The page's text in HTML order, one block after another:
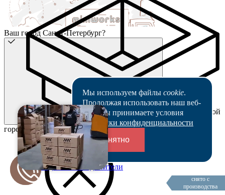
Переходники и соединители
снято с
производства
Ваш город Санкт-Петербург?
Да
Выбрать другой
город
Мы используем файлы cookie.
Продолжая использовать наш веб-
сайт, вы принимаете условия
Политики конфиденциальности
Понятно